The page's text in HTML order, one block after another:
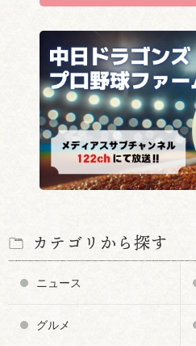
カテゴリから探す
ニュース
グルメ